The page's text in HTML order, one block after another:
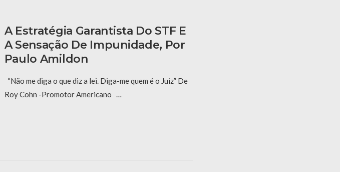
A Estratégia Garantista Do STF E
A Sensação De Impunidade, Por
Paulo Amildon
“Não me diga o que diz a lei. Diga-me quem é o Juiz” De
Roy Cohn -Promotor Americano …